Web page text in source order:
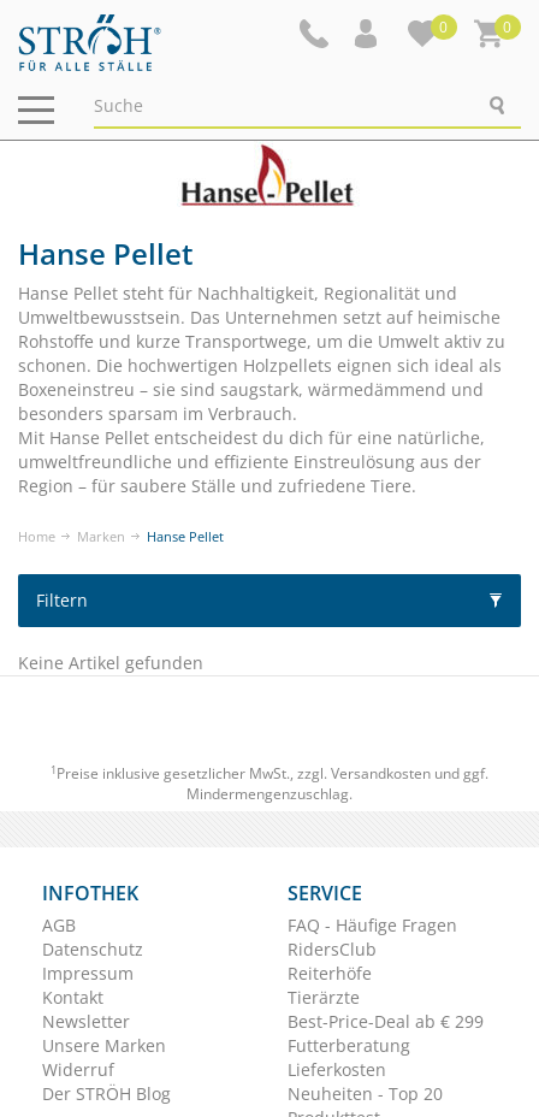
0 0
Navigation
ein-/ausblenden
Hanse Pellet
Hanse Pellet steht für Nachhaltigkeit, Regionalität und
Umweltbewusstsein. Das Unternehmen setzt auf heimische
Rohstoffe und kurze Transportwege, um die Umwelt aktiv zu
schonen. Die hochwertigen Holzpellets eignen sich ideal als
Boxeneinstreu – sie sind saugstark, wärmedämmend und
besonders sparsam im Verbrauch.
Mit Hanse Pellet entscheidest du dich für eine natürliche,
umweltfreundliche und effiziente Einstreulösung aus der
Region – für saubere Ställe und zufriedene Tiere.
Home Marken Hanse Pellet
Filtern
Keine Artikel gefunden
1 Preise inklusive gesetzlicher MwSt., zzgl. Versandkosten und ggf.
Mindermengenzuschlag.
INFOTHEK
AGB
Datenschutz
Impressum
Kontakt
Newsletter
Unsere Marken
Widerruf
Der STRÖH Blog
SERVICE
FAQ - Häufige Fragen
RidersClub
Reiterhöfe
Tierärzte
Best-Price-Deal ab € 299
Futterberatung
Lieferkosten
Neuheiten - Top 20